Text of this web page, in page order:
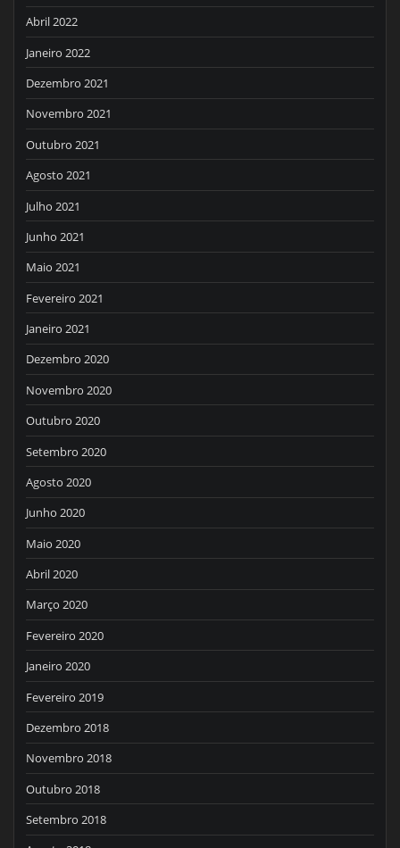
Abril 2022
Janeiro 2022
Dezembro 2021
Novembro 2021
Outubro 2021
Agosto 2021
Julho 2021
Junho 2021
Maio 2021
Fevereiro 2021
Janeiro 2021
Dezembro 2020
Novembro 2020
Outubro 2020
Setembro 2020
Agosto 2020
Junho 2020
Maio 2020
Abril 2020
Março 2020
Fevereiro 2020
Janeiro 2020
Fevereiro 2019
Dezembro 2018
Novembro 2018
Outubro 2018
Setembro 2018